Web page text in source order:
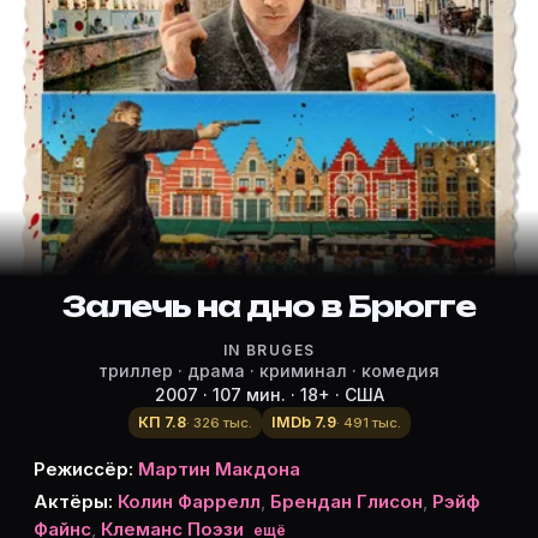
Режиссёр, актёры и роли «Залечь
Режиссёр и актёры:
Мартин Макдона (режиссёр)
Colin Farrell
— Ray
Brendan Gleeson — Ken
Рэйф Файнс
— Harry
Клеманс Поэзи — Chloe
Джордан Прентис — Jimmy
— Marie
Желько Иванек — Canadian Guy
Руди Бломм — Ticket Seller
Оливье Бонжур — Film Director
Mark Donovan — Overweight Man
Залечь на дно в Брюгге
IN BRUGES
триллер · драма · криминал · комедия
2007 · 107 мин. · 18+ · США
КП 7.8· 326 тыс. IMDb 7.9· 491 тыс.
Режиссёр: Мартин Макдона
Актёры: Колин Фаррелл, Брендан Глисон, Рэйф
Файнс, Клеманс Поэзи ещё